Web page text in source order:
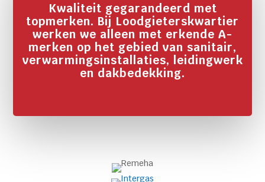
Kwaliteit gegarandeerd met
topmerken. Bij Loodgieterskwartier
werken we alleen met erkende A-
merken op het gebied van sanitair,
verwarmingsinstallaties, leidingwerk
en dakbedekking.